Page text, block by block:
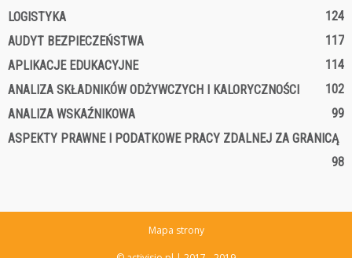
LOGISTYKA
124
AUDYT BEZPIECZEŃSTWA
117
APLIKACJE EDUKACYJNE
114
ANALIZA SKŁADNIKÓW ODŻYWCZYCH I KALORYCZNOŚCI
102
ANALIZA WSKAŹNIKOWA
99
ASPEKTY PRAWNE I PODATKOWE PRACY ZDALNEJ ZA GRANICĄ
98
Mapa strony